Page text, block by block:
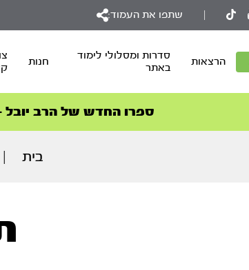
שתפו את העמוד:
הרצאות
סדרות ומסלולי לימוד
באתר
חנות
סדרות הסדרה
ספרו החדש של הרב יובל
הצטרפו למהפכת
סדרות הסדרה
בית